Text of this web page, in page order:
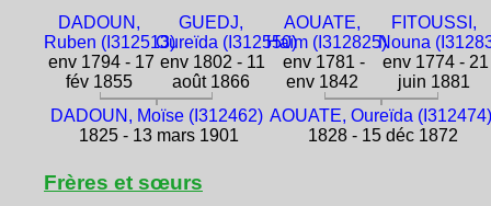
DADOUN,
Ruben (I312513)
env 1794 - 17
fév 1855
GUEDJ,
Oureïda (I312550)
env 1802 - 11
août 1866
AOUATE,
Haïm (I312825)
env 1781 -
env 1842
FITOUSSI,
Nouna
env 1774 - 21
juin 1881
DADOUN, Moïse (I312462)
1825 - 13 mars 1901
AOUATE, Oureïda
1828 - 15 déc 1872
Frères et sœurs